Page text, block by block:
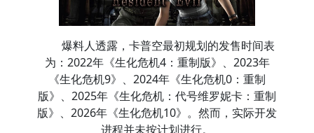
爆料人透露，卡普空最初规划的发售时间表
为：2022年《生化危机4：重制版》、2023年
《生化危机9》、2024年《生化危机0：重制
版》、2025年《生化危机：代号维罗妮卡：重制
版》、2026年《生化危机10》。然而，实际开发
进程并未按计划进行。